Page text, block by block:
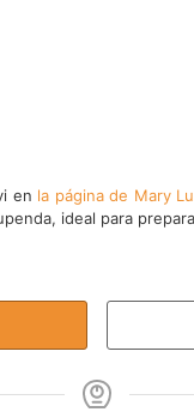
en la página de Mary
ideal para